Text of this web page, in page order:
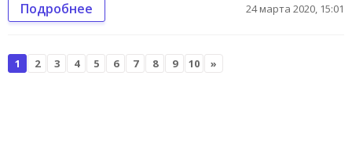
Подробнее 24 марта 2020, 15:01
1 2 3 4 5 6 7 8 9 10 »